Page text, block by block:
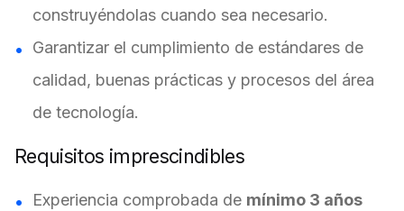
construyéndolas cuando sea necesario.
Garantizar el cumplimiento de estándares de
calidad, buenas prácticas y procesos del área
de tecnología.
Requisitos imprescindibles
Experiencia comprobada de mínimo 3 años